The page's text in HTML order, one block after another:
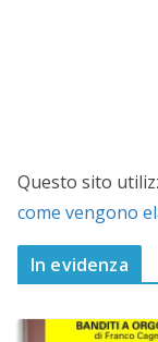
Questo sito
come vengono
In evidenza